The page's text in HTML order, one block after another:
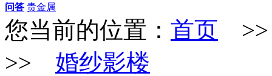
问答 贵金属
您当前的位置： 首页
>> 婚纱影楼